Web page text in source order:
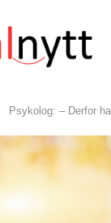
Psykolog: – Derfor